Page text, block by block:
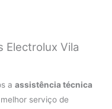
Electrolux Vila
aassistência técnica
serviço de